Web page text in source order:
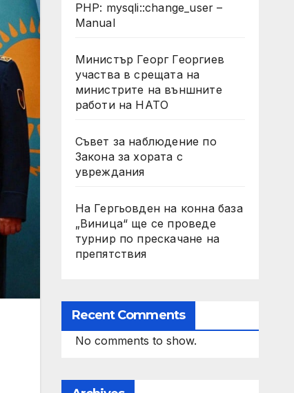
PHP: mysqli::change_user –
Manual
Министър Георг Георгиев
участва в срещата на
министрите на външните
работи на НАТО
Съвет за наблюдение по
Закона за хората с
увреждания
На Гергьовден на конна база
„Виница“ ще се проведе
турнир по прескачане на
препятствия
Recent Comments
No comments to show.